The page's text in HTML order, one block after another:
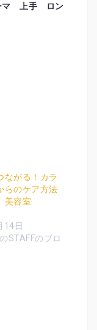
マ 上手 ロン
ながる！カラ
らのケア方法
容室
14日
STAFFのブロ